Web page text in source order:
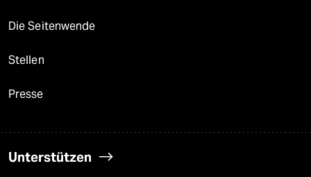
Die Seitenwende
Stellen
Presse
Unterstützen